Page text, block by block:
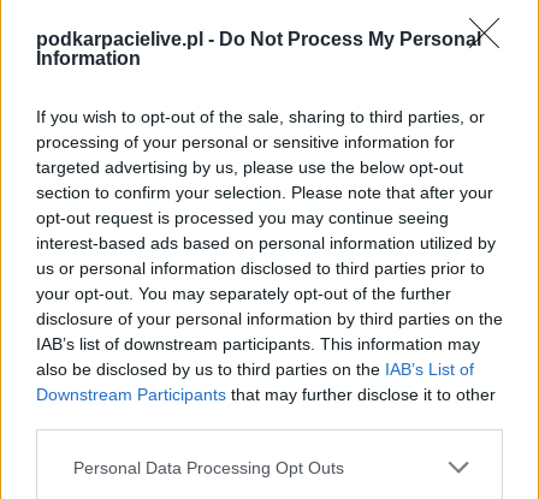
podkarpacielive.pl - Do Not Process My Personal
Information
If you wish to opt-out of the sale, sharing to third parties, or
processing of your personal or sensitive information for
targeted advertising by us, please use the below opt-out
section to confirm your selection. Please note that after your
opt-out request is processed you may continue seeing
interest-based ads based on personal information utilized by
us or personal information disclosed to third parties prior to
your opt-out. You may separately opt-out of the further
disclosure of your personal information by third parties on the
IAB’s list of downstream participants. This information may
also be disclosed by us to third parties on the IAB’s List of
Downstream Participants that may further disclose it to other
Please note that this website/app uses one or more Google
Personal Data Processing Opt Outs
Mecz KS Szówsko - MKS Radymno (Jarosław > Klasa A)
Spotkanie pomiędzy
Na stroniePodkarpacieLive.pl znajdzieszwynik meczu, strzelców
bramek, kartki, składy, statystyki i informacje o przebiegu
spotkania. To kompletne źródło danych dla kibiców i pasjonatów
lokalnej piłki nożnej. Jeżeli aktualnie nie widzisz tutaj danych z pewnością
pracujemy nad tym żeby je uzupełnić.
Wynik meczu KS Szówsko vs MKS Radymno
Po zakończeniu spotkania automatycznie publikujemyoficjalny wynik
spotkania, a także dane meczowe, jeśli są dostępne.
Pełny harmonogram rozgrywek dostępny jest tutaj:Jarosław > Klasa A -
terminarz
Informacje o składach i strzelcach
W miarę dostępności danych, publikujemyskłady wyjściowe,
aktualizujemy zależnie od poziomu ligi i dostępnych źródeł.